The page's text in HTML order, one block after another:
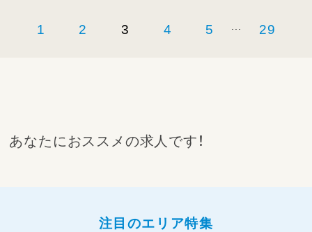
1 2 3 4 5 ... 29
あなたにおススメの求人です！
注目のエリア特集